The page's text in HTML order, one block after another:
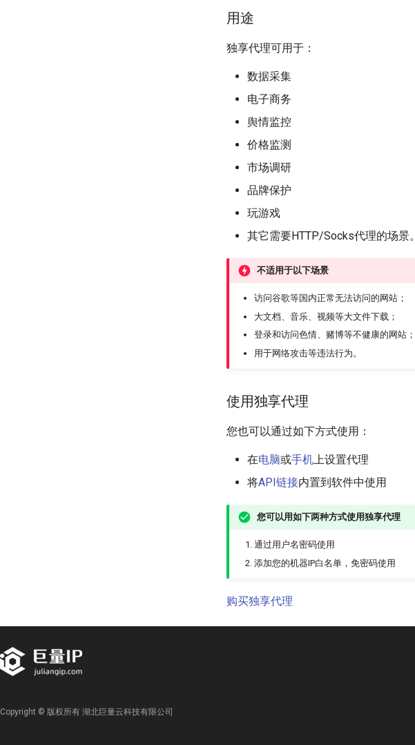
用途
独享代理可用于：
数据采集
电子商务
舆情监控
价格监测
市场调研
品牌保护
玩游戏
其它需要HTTP/Socks代理的场景。
不适用于以下场景
访问谷歌等国内正常无法访问的网站；
大文档、音乐、视频等大文件下载；
登录和访问色情、赌博等不健康的网站；
用于网络攻击等违法行为。
使用独享代理
您也可以通过如下方式使用：
在电脑或手机 上设置代理
将API链接内置到软件中使用
您可以用如下两种方式使用独享代理
通过用户名密码使用
添加您的机器IP白名单，免密码使用
购买独享代理
Copyright © 版权所有 湖北巨量云科技有限公司